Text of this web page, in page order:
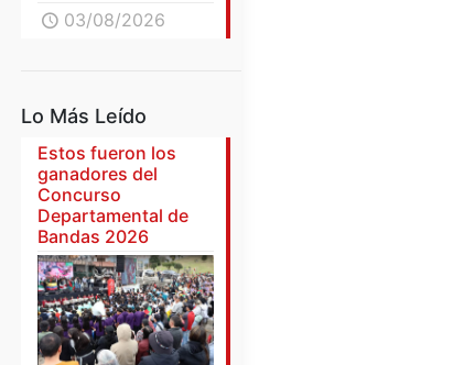
03/08/2026
Lo Más Leído
Estos fueron los
ganadores del
Concurso
Departamental de
Bandas 2026